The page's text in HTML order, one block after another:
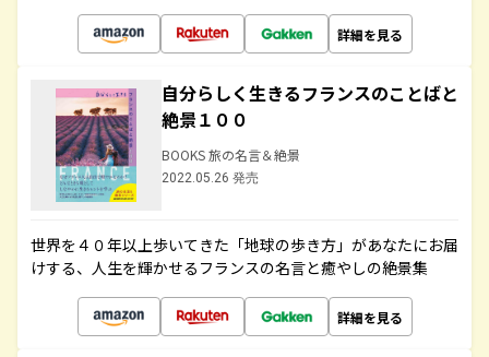
詳細を見る
自分らしく生きるフランスのことばと
絶景１００
BOOKS 旅の名言＆絶景
2022.05.26 発売
世界を４０年以上歩いてきた「地球の歩き方」があなたにお届
けする、人生を輝かせるフランスの名言と癒やしの絶景集
詳細を見る